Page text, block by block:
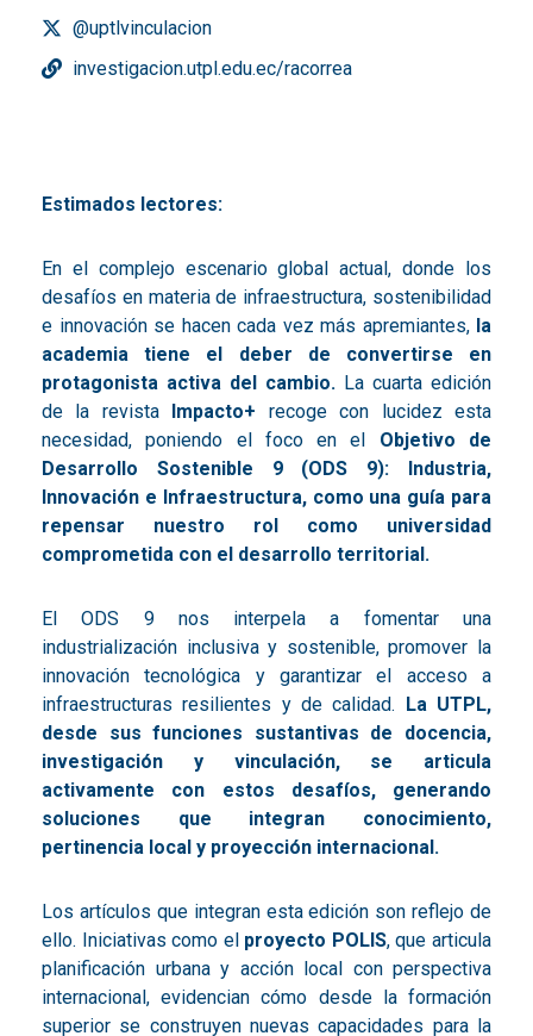
@uptlvinculacion
investigacion.utpl.edu.ec/racorrea
Estimados lectores:
En el complejo escenario global actual, donde los
desafíos en materia de infraestructura, sostenibilidad
e innovación se hacen cada vez más apremiantes, la
academia tiene el deber de convertirse en
protagonista activa del cambio. La cuarta edición
de la revista Impacto+ recoge con lucidez esta
necesidad, poniendo el foco en el Objetivo de
Desarrollo Sostenible 9 (ODS 9): Industria,
Innovación e Infraestructura, como una guía para
repensar nuestro rol como universidad
comprometida con el desarrollo territorial.
El ODS 9 nos interpela a fomentar una
industrialización inclusiva y sostenible, promover la
innovación tecnológica y garantizar el acceso a
infraestructuras resilientes y de calidad. La UTPL,
desde sus funciones sustantivas de docencia,
investigación y vinculación, se articula
activamente con estos desafíos, generando
soluciones que integran conocimiento,
pertinencia local y proyección internacional.
Los artículos que integran esta edición son reflejo de
ello. Iniciativas como el proyecto POLIS, que articula
planificación urbana y acción local con perspectiva
internacional, evidencian cómo desde la formación
superior se construyen nuevas capacidades para la